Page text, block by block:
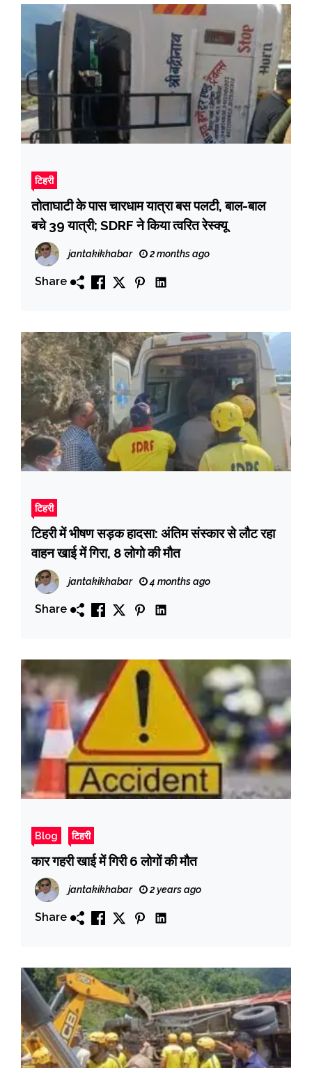
टिहरी
तोताघाटी के पास चारधाम यात्रा बस पलटी, बाल-बाल
बचे 39 यात्री; SDRF ने किया त्वरित रेस्क्यू
jantakikhabar 2 months ago
Share
टिहरी
टिहरी में भीषण सड़क हादसा: अंतिम संस्कार से लौट रहा
वाहन खाई में गिरा, 8 लोगो की मौत
jantakikhabar 4 months ago
Share
Blog टिहरी
कार गहरी खाई में गिरी 6 लोगों की मौत
jantakikhabar 2 years ago
Share